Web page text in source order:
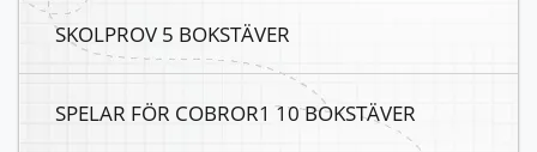
SKOLPROV 5 BOKSTÄVER
SPELAR FÖR COBROR1 10 BOKSTÄVER